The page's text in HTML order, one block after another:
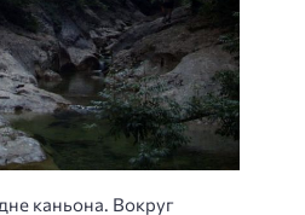
каньона. Вокруг